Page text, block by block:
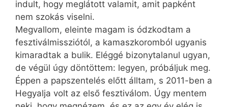
indult, hogy meglátott valamit, amit papként
nem szokás viselni.
Megvallom, eleinte magam is ódzkodtam a
fesztiválmissziótól, a kamaszkoromból ugyanis
kimaradtak a bulik. Eléggé bizonytalanul ugyan,
de végül úgy döntöttem: legyen, próbáljuk meg.
Éppen a papszentelés előtt álltam, s 2011-ben a
Hegyalja volt az első fesztiválom. Úgy mentem